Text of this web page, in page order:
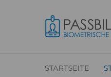
STARTSEITE